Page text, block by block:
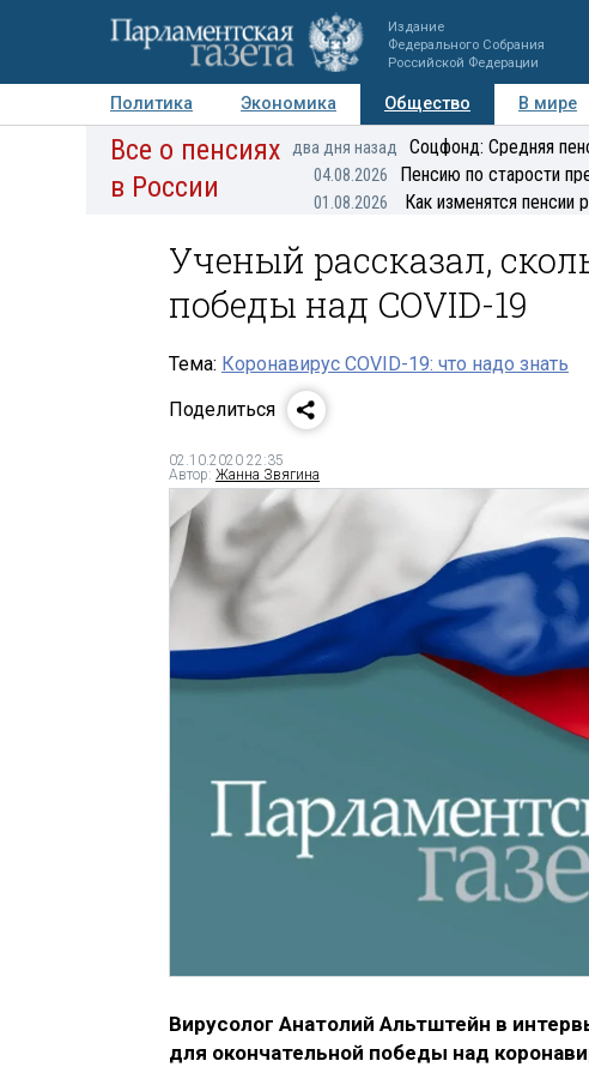
Издание
Федерального Собрания
Российской Федерации
Политика Экономика Общество В мире
Авторы Персоны Мнения Регионы
Все о пенсиях
в России
два дня назад Соцфонд: Средняя
04.08.2026 Пенсию по старости
01.08.2026 Как изменятся пенсии
Ученый рассказал,
победы над COVID-19
Тема: Коронавирус COVID-19: что надо знать
Поделиться
02.10.2020 22:35
Автор: Жанна Звягина
Вирусолог Анатолий Альтштейн в
для окончательной победы над